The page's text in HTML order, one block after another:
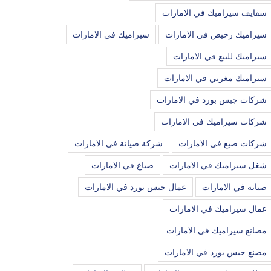
سفايف سيراميك في الامارات
سيراميك رخيص في الامارات سيراميك في الامارات
سيراميك للبيع في الامارات
سيراميك مغربي في الامارات
شركات جبس بورد في الامارات
شركات سيراميك في الامارات
شركات صبغ في الامارات شركة صيانة في الامارات
شغل سيراميك في الامارات صباغ في الامارات
صيانه في الامارات عمال جبس بورد في الامارات
عمال سيراميك في الامارات
مصانع سيراميك في الامارات
مصنع جبس بورد في الامارات